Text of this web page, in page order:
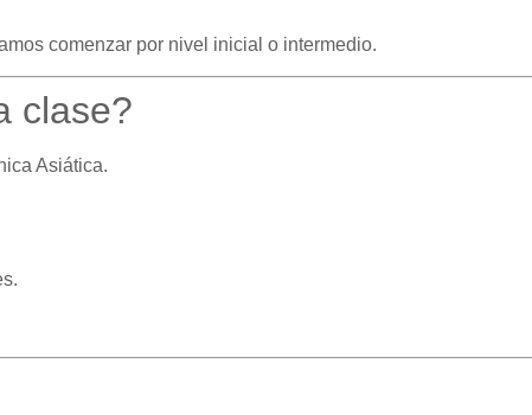
comenzar por nivel inicial o intermedio.
clase?
Asiática.